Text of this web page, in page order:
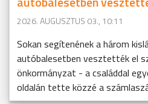
2026. AUGUSZTUS 03., 10:11
Sokan segítenének a három
autóbalesetben vesztették el
önkormányzat - a családdal
oldalán tette közzé a